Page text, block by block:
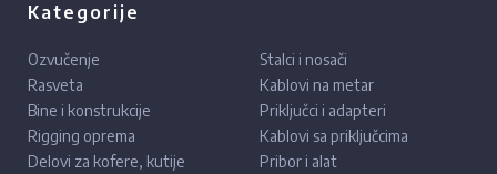
Kategorije
Ozvučenje
Rasveta
Bine i konstrukcije
Rigging oprema
Delovi za kofere, kutije
Stalci i nosači
Kablovi na metar
Priključci i adapteri
Kablovi sa priključcima
Pribor i alat